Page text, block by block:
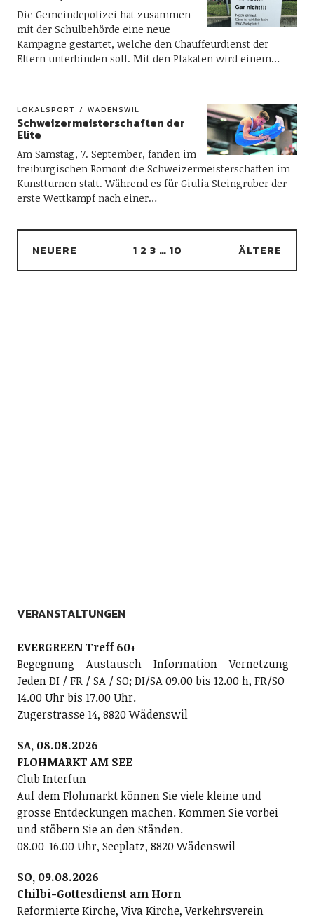
Die Gemeindepolizei hat zusammen
mit der Schulbehörde eine neue
Kampagne gestartet, welche den Chauffeurdienst der
Eltern unterbinden soll. Mit den Plakaten wird einem…
LOKALSPORT WÄDENSWIL
Schweizermeisterschaften der
Elite
Am Samstag, 7. September, fanden im
freiburgischen Romont die Schweizermeisterschaften im
Kunstturnen statt. Während es für Giulia Steingruber der
erste Wettkampf nach einer…
NEUERE 1 2 3 … 10 ÄLTERE
VERANSTALTUNGEN
EVERGREEN Treff 60+
Begegnung – Austausch – Information – Vernetzung
Jeden DI / FR / SA / SO; DI/SA 09.00 bis 12.00 h, FR/SO
14.00 Uhr bis 17.00 Uhr.
Zugerstrasse 14, 8820 Wädenswil
SA, 08.08.2026
FLOHMARKT AM SEE
Club Interfun
Auf dem Flohmarkt können Sie viele kleine und
grosse Entdeckungen machen. Kommen Sie vorbei
und stöbern Sie an den Ständen.
08.00-16.00 Uhr, Seeplatz, 8820 Wädenswil
SO, 09.08.2026
Chilbi-Gottesdienst am Horn
Reformierte Kirche, Viva Kirche, Verkehrsverein